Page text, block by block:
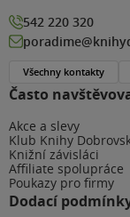
Často
Akce a slevy
Klub Knihy
Knižní závisláci
Affiliate spolupráce
Poukazy pro firmy
Dodací
542 220 320
Všechny kontakty